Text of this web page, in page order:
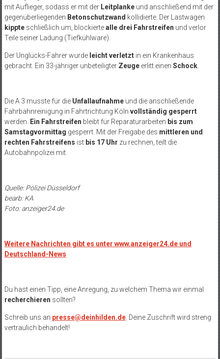
mit Auflieger, sodass er mit der Leitplankeund anschließend mit der
gegenüberliegenden Betonschutzwand kollidierte. Der Lastwagen
kippteschließlich um, blockiertealle drei Fahrstreifen und verlor
Teile seiner Ladung (Tiefkühlware).
Der Unglücks-Fahrer wurde leicht verletztin ein Krankenhaus
gebracht. Ein 33-jähriger unbeteiligter Zeugeerlitt einen Schock.
Die A 3 musste für die Unfallaufnahmeund die anschließende
Fahrbahnreinigung in Fahrtrichtung Köln vollständig gesperrt
werden. Ein Fahrstreifen bleibt für Reparaturarbeiten bis zum
Samstagvormittag gesperrt. Mit der Freigabe des mittleren und
rechten Fahrstreifens ist bis 17 Uhr zu rechnen, teilt die
Autobahnpolizei mit.
Quelle: Polizei Düsseldorf
bearb: KA
Foto: anzeiger24.de
Weitere Nachrichten gibt es unter www.anzeiger24.de und
Deutschland-News
Du hast einen Tipp, eine Anregung, zu welchem Thema wir einmal
recherchieren sollten?
Schreib uns an presse@deinhilden.de. Deine Zuschrift wird streng
vertraulich behandelt!